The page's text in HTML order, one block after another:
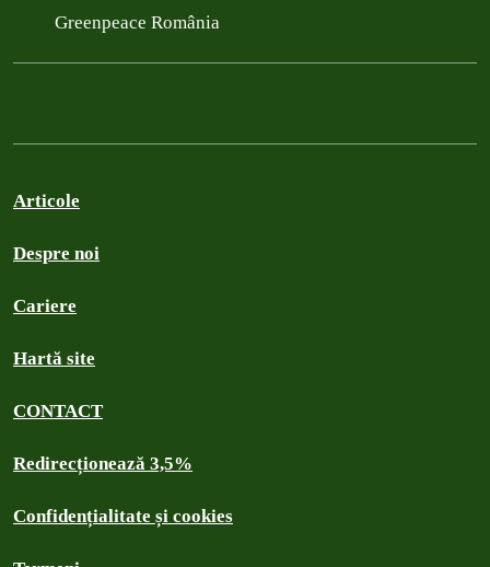
Greenpeace România
Articole
Despre noi
Cariere
Hartă site
CONTACT
Redirecționează 3,5%
Confidențialitate și cookies